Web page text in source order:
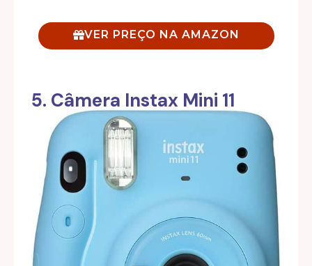
VER PREÇO NA AMAZON
5. Câmera Instax Mini 11